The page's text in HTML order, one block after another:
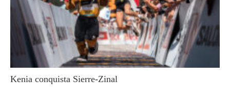
Kenia conquista Sierre-Zinal